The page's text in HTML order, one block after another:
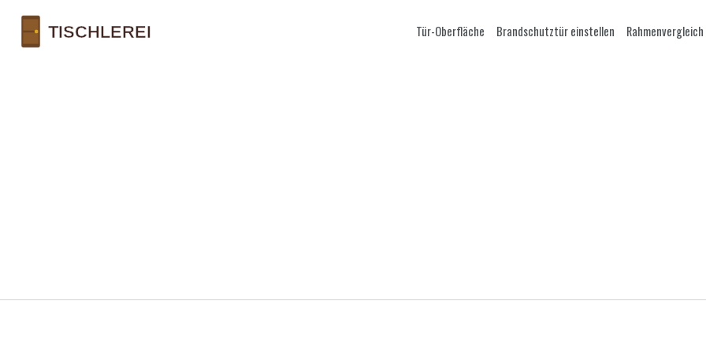
Tür-Oberfläche Brandschutztür einstellen Rahmenvergleich